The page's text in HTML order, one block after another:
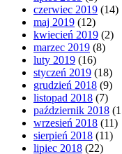
czerwiec 2019 (14)
maj 2019 (12)
kwiecień 2019 (2)
marzec 2019 (8)
luty 2019 (16)
styczeń 2019 (18)
grudzień 2018 (9)
listopad 2018 (7)
październik 2018
wrzesień 2018 (11)
sierpień 2018 (11)
lipiec 2018 (22)